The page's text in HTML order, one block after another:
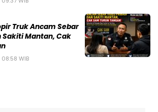
Truk Ancam Sebar
Sakiti Mantan, Cak
WIB